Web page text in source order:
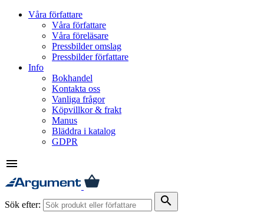
Våra författare
Våra författare
Våra föreläsare
Pressbilder omslag
Pressbilder författare
Info
Bokhandel
Kontakta oss
Vanliga frågor
Köpvillkor & frakt
Manus
Bläddra i katalog
GDPR
menu
Sök efter: search